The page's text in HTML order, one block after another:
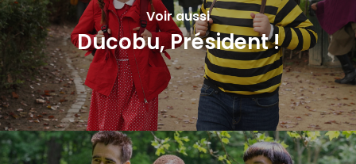
Voir aussi
Ducobu, Président !